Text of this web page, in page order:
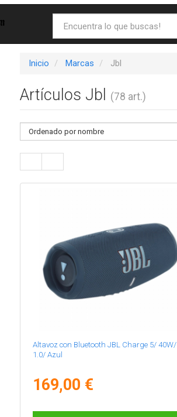
Inicio Marcas Jbl
Artículos Jbl (78 art.)
Altavoz con Bluetooth JBL Charge 5/ 40W/
1.0/ Azul
169,00 €